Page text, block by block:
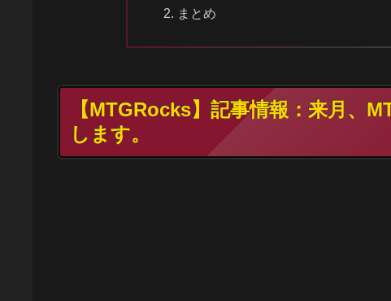
まとめ
【MTGRocks】記事情報：来月、
します。